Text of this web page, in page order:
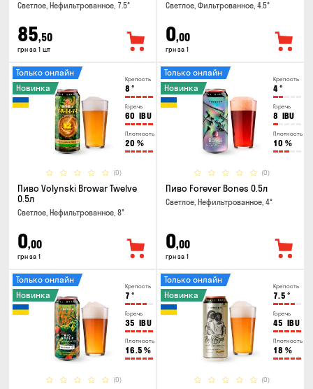
Светлое, Нефильтрованное, 7.5°
85,50
грн за 1 шт
Светлое, Фильтрованное, 4.5°
0,00
грн за 1
Крепость
8 °
Горечь
60 IBU
Плотность
20 %
(0)
Только онлайн
Новинка
Пиво Volynski Browar Twelve
0.5л
Светлое, Нефильтрованное, 8°
0,00
грн за 1
Крепость
4°
Горечь
8 IBU
Плотность
10 %
(0)
Только онлайн
Новинка
Пиво Forever Bones 0.5л
Светлое, Нефильтрованное, 4°
0,00
грн за 1
Крепость
7 °
Горечь
35 IBU
Плотность
16.5 %
(0)
Только онлайн
Новинка
Крепость
7.5 °
Горечь
45 IBU
Плотность
18 %
(0)
Только онлайн
Новинка